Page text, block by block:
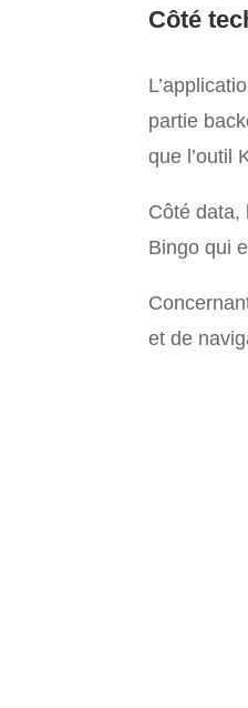
Côté
partie
que l’outil
Côté data,
Bingo qui
et de